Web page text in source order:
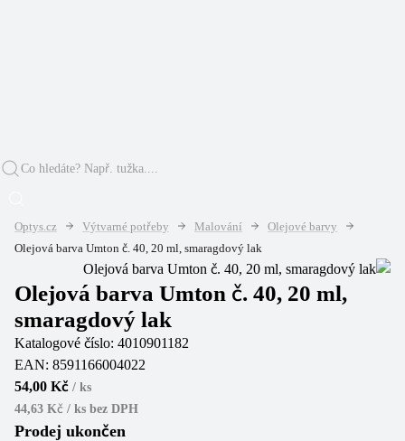
Optys.cz Výtvarné potřeby Malování
Olejové barvy
Olejová barva Umton č. 40, 20 ml, smaragdový lak
Olejová barva Umton č. 40, 20 ml,
smaragdový lak
Katalogové číslo: 4010901182
EAN: 8591166004022
54,00 Kč / ks
44,63 Kč / ks bez DPH
Prodej ukončen